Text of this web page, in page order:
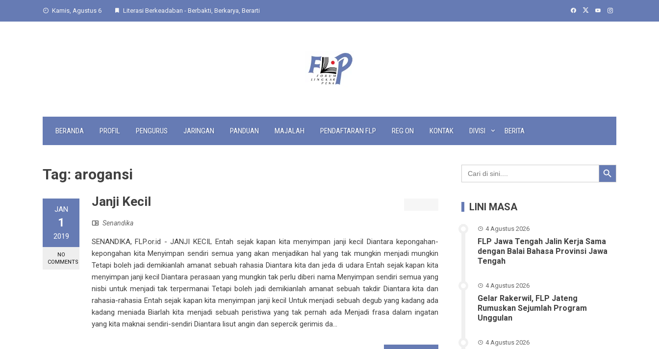
Kamis, Agustus 6 Literasi Berkeadaban - Berbakti, Berkarya, Berarti
BERANDA PROFIL PENGURUS JARINGAN PANDUAN MAJALAH PENDAFTARAN FLP REG ON KONTAK DIVISI BERITA
Tag: arogansi
JAN
1
2019
NO
COMMENTS
Janji Kecil
Senandika
SENANDIKA, FLP.or.id - JANJI KECIL Entah sejak kapan kita menyimpan janji kecil Diantara kepongahan-
kepongahan kita Menyimpan sendiri semua yang akan menjadikan hal yang tak mungkin menjadi mungkin
Tetapi boleh jadi demikianlah amanat sebuah rahasia Diantara kita dan jeda di udara Entah sejak kapan kita
menyimpan janji kecil Diantara perasaan yang mungkin tak perlu diberi nama Menyimpan sendiri semua yang
nisbi untuk menjadi tak terpermanai Tetapi boleh jadi demikianlah amanat sebuah takdir Diantara kita dan
rahasia-rahasia Entah sejak kapan kita menyimpan janji kecil Untuk menjadi sebuah degub yang kadang ada
kadang meniada Biarlah kita menjadi sebuah peristiwa yang tak pernah ada Menjadi frasa dalam ingatan
yang kita maknai sendiri-sendiri Diantara lisut angin dan sepercik gerimis da...
Search
for:
Search Button
LINI MASA
4 Agustus 2026
FLP Jawa Tengah Jalin Kerja Sama
dengan Balai Bahasa Provinsi Jawa
Tengah
4 Agustus 2026
Gelar Rakerwil, FLP Jateng
Rumuskan Sejumlah Program
Unggulan
4 Agustus 2026